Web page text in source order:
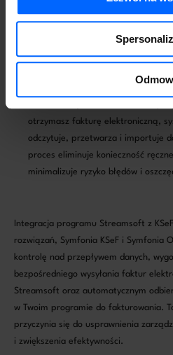
systemu StreamSoft, co
większą wygodę.
Odbieranie i automatyczne
faktur w Twoim programie
otrzymasz fakturę elektroniczną,
odczytuje, przetwarza i importuje
proces eliminuje konieczność
minimalizuje ryzyko błędów i
Integracja programu Streamsoft z
rozwiązań, Symfonia KSeF i Symfonia
kontrolę nad przepływem danych,
bezpośredniego wysyłania faktur
Streamsoft oraz automatycznym
w Twoim programie do fakturowania.
przyczynia się do usprawnienia
i zwiększenia efektywności.